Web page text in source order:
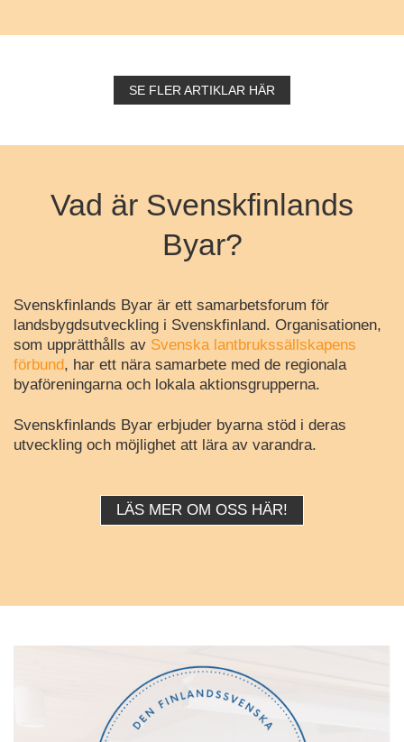
SE FLER ARTIKLAR HÄR
Vad är Svenskfinlands
Byar?
Svenskfinlands Byar är ett samarbetsforum för
landsbygdsutveckling i Svenskfinland. Organisationen,
som upprätthålls av Svenska lantbrukssällskapens
förbund, har ett nära samarbete med de regionala
byaföreningarna och lokala aktionsgrupperna.
Svenskfinlands Byar erbjuder byarna stöd i deras
utveckling och möjlighet att lära av varandra.
LÄS MER OM OSS HÄR!